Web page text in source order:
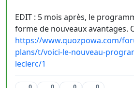
EDIT : 5 mois après, le
forme de nouveaux avantages.
https://www.quozpowa.com/
plans/t/voici-le-nouveau-
leclerc/1